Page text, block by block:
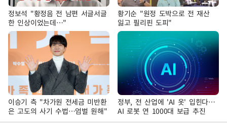
정보석 "황정음 전 남편 서글서글
한 인상이었는데…"
황기순 "원정 도박으로 전 재산
잃고 필리핀 도피"
이승기 측 "차가원 전세금 미반환
은 고도의 사기 수법…엄벌 원해"
정부, 전 산업에 'AI 옷' 입힌다…
AI 로봇 연 1000대 보급 추진